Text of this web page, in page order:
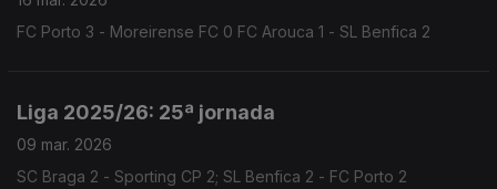
FC Porto 3 - Moreirense FC 0 FC Arouca 1 - SL Benfica 2
Liga 2025/26: 25ª jornada
09 mar. 2026
SC Braga 2 - Sporting CP 2; SL Benfica 2 - FC Porto 2